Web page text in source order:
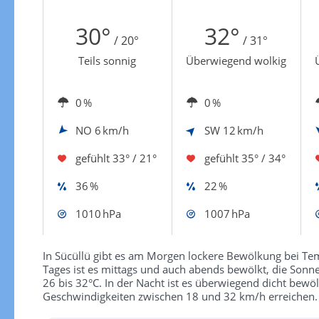
30° / 20° 32° / 31°
Teils sonnig Überwiegend wolkig
0 %
0 %
NO 6 km/h SW 12 km/h
gefühlt 33° / 21° gefühlt 35° / 34°
36 %
22 %
1010 hPa
1007 hPa
In Sücüllü gibt es am Morgen lockere Bewölkung bei
Tages ist es mittags und auch abends bewölkt, die
26 bis 32°C. In der Nacht ist es überwiegend dicht
Geschwindigkeiten zwischen 18 und 32 km/h erreichen.